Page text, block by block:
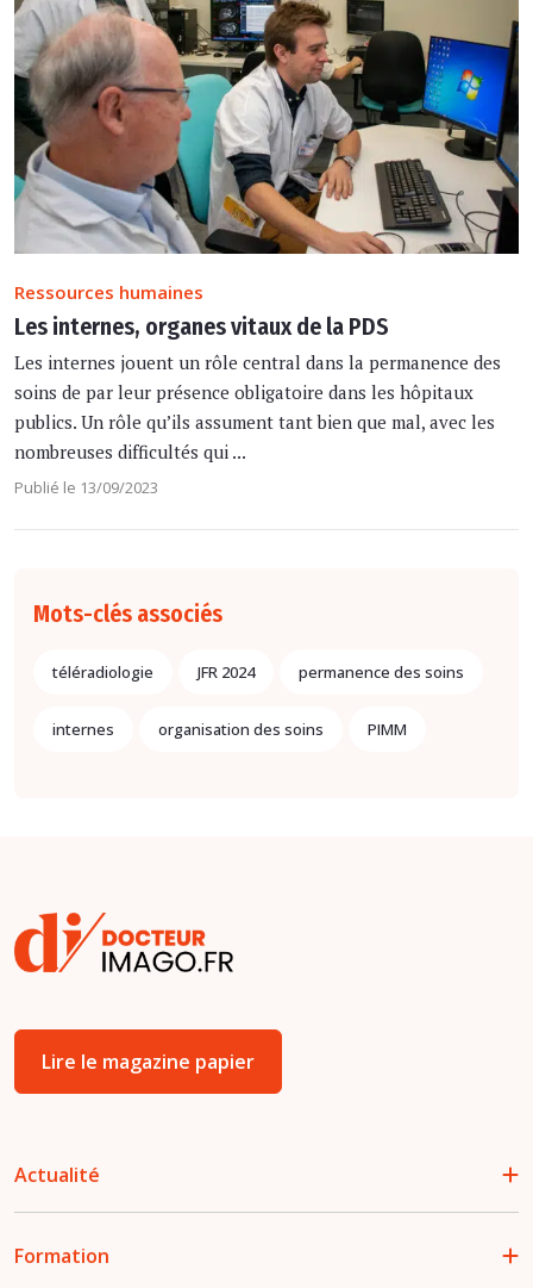
Ressources humaines
Les internes, organes vitaux de la PDS
Les internes jouent un rôle central dans la permanence des
soins de par leur présence obligatoire dans les hôpitaux
publics. Un rôle qu’ils assument tant bien que mal, avec les
nombreuses difficultés qui ...
Publié le 13/09/2023
Mots-clés associés
téléradiologie JFR 2024 permanence des soins
internes organisation des soins PIMM
Lire le magazine papier
Actualité
Formation